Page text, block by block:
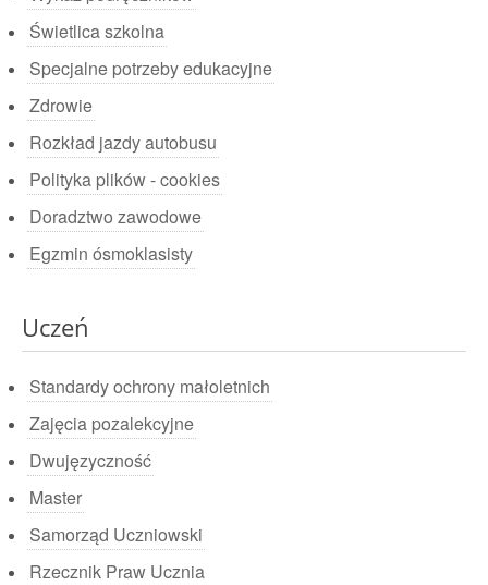
Świetlica szkolna
Specjalne potrzeby edukacyjne
Zdrowie
Rozkład jazdy autobusu
Polityka plików - cookies
Doradztwo zawodowe
Egzmin ósmoklasisty
Uczeń
Standardy ochrony małoletnich
Zajęcia pozalekcyjne
Dwujęzyczność
Master
Samorząd Uczniowski
Rzecznik Praw Ucznia